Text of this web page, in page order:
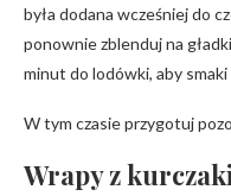
była dodana wcześniej do
ponownie zblenduj na
minut do lodówki, aby smaki
W tym czasie przygotuj
Wrapy z